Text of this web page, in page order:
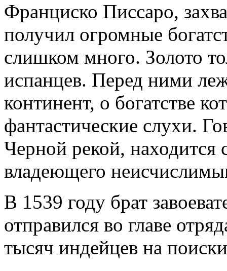
Франциско Писсаро,
получил огромные
слишком много. Золото
испанцев. Перед ними
континент, о богатстве
фантастические слухи.
Черной рекой, находится
владеющего
В 1539 году брат
отправился во главе
тысяч индейцев на